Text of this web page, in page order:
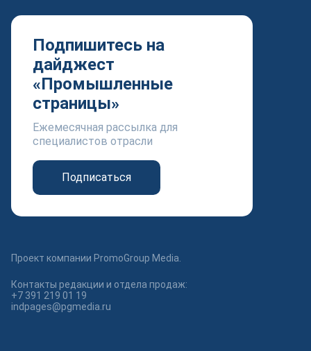
Подпишитесь на
дайджест
«Промышленные
страницы»
Ежемесячная рассылка для
специалистов отрасли
Подписаться
Проект компании PromoGroup Media.
Контакты редакции и отдела продаж:
+7 391 219 01 19
indpages@pgmedia.ru